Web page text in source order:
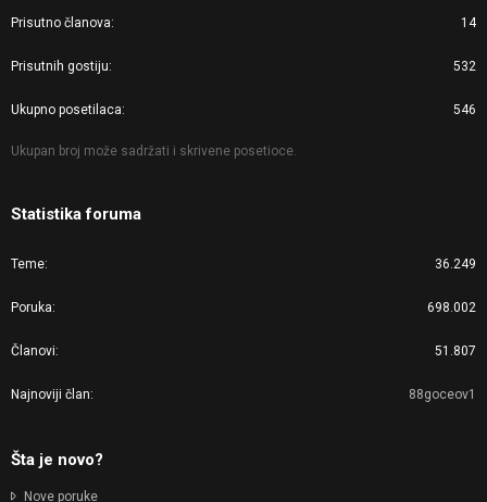
Prisutno članova 14
Prisutnih gostiju 532
Ukupno posetilaca 546
Ukupan broj može sadržati i skrivene posetioce.
Statistika foruma
Teme 36.249
Poruka 698.002
Članovi 51.807
Najnoviji član 88goceov1
Šta je novo?
Nove poruke